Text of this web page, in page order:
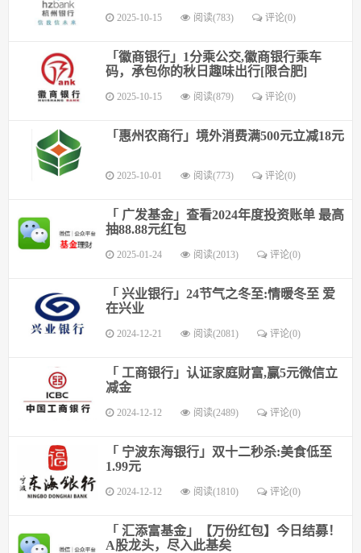
2025-10-15 阅读(783) 评论(0)
「徽商银行」1分乘公交,徽商银行乘车
码，承包你的秋日趣味出行[限合肥]
2025-10-15 阅读(879) 评论(0)
「惠州农商行」境外消费满500元立减18元
2025-10-01 阅读(773) 评论(0)
「 广发基金」查看2024年度投资账单 最高
抽88.88元红包
2025-01-24 阅读(2013) 评论(0)
「 兴业银行」24节气之冬至:情暖冬至 爱
在兴业
2024-12-21 阅读(2081) 评论(0)
「 工商银行」认证家庭财富,赢5元微信立
减金
2024-12-12 阅读(2489) 评论(0)
「 宁波东海银行」双十二秒杀:美食低至
1.99元
2024-12-12 阅读(1810) 评论(0)
「 汇添富基金」【万份红包】今日结募！
A股龙头，尽入此基矣